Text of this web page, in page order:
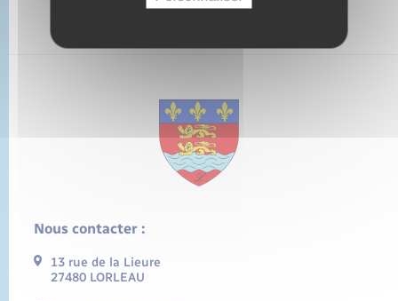
Nous contacter :
13 rue de la Lieure
27480 LORLEAU